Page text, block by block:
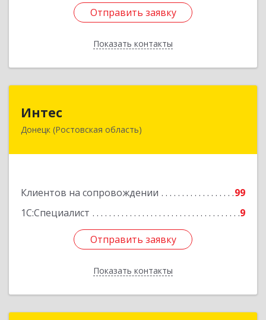
Отправить заявку
Показать контакты
Отправить заявку
Назад
Интес
Донецк (Ростовская область)
Клиентов на сопровождении
99
1С:Специалист
9
Отправить заявку
Показать контакты
346330, Ростовская обл, Донецк г, 60-й кв-л,
Отправить заявку
Назад